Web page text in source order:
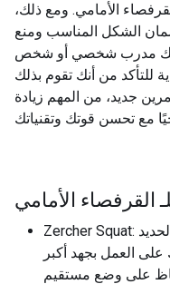
الأمامي. ومع ذلك،
الشكل المناسب ومنع
لديك مدرب شخصي أو شخص
للتأكد من أنك تقوم بذلك
جديد، من المهم زيادة
القرفصاء الأمامي
Zercher Squat: مع هذا الاختلاف، يمكنك الإمساك بالحديد
العمل بجهد أكبر